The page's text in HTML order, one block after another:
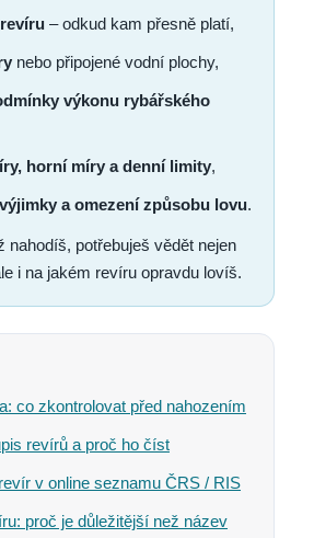
– odkud kam přesně platí,
nebo připojené vodní plochy,
výkonu rybářského
horní míry a denní limity,
a omezení způsobu lovu.
nahodíš, potřebuješ vědět nejen
i na jakém revíru opravdu lovíš.
co zkontrolovat před nahozením
revírů a proč ho číst
v online seznamu ČRS / RIS
proč je důležitější než název